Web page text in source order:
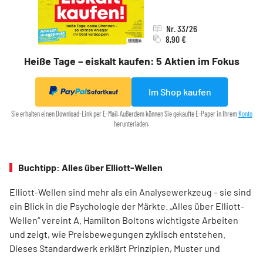
Heiße Tage – eiskalt kaufen: 5 Aktien im Fokus
Nr. 33/26
8,90 €
Sofortkauf Im Shop kaufen
Sie erhalten einen Download-Link per E-Mail. Außerdem können Sie gekaufte E-Paper in Ihrem Konto
herunterladen.
Buchtipp: Alles über Elliott-Wellen
Elliott-Wellen sind mehr als ein Analysewerkzeug – sie sind
ein Blick in die Psychologie der Märkte. „Alles über Elliott-
Wellen“ vereint A. Hamilton Boltons wichtigste Arbeiten
und zeigt, wie Preisbewegungen zyklisch entstehen.
Dieses Standardwerk erklärt Prinzipien, Muster und